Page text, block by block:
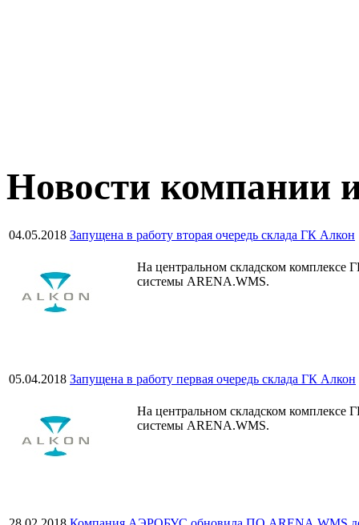
Новости компании
04.05.2018 Запущена в работу вторая очередь склада ГК Алкон
На центральном складском комплексе
системы ARENA.WMS.
05.04.2018 Запущена в работу первая очередь склада ГК Алкон
На центральном складском комплексе
системы ARENA.WMS.